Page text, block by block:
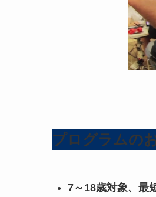
プログラムの
7～18歳対象、最